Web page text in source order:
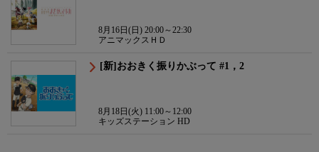
8月16日(日) 20:00～22:30
アニマックスＨＤ
[新]おおきく振りかぶって #1，2
8月18日(火) 11:00～12:00
キッズステーション HD